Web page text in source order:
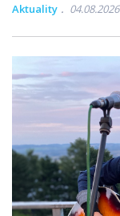
Aktuality 04.08.2026